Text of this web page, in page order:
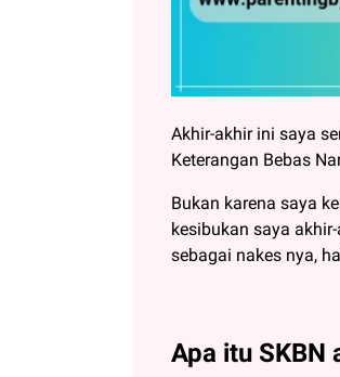
Akhir-akhir ini saya
Keterangan Bebas
Bukan karena saya
kesibukan saya
sebagai nakes nya,
Apa itu SKBN